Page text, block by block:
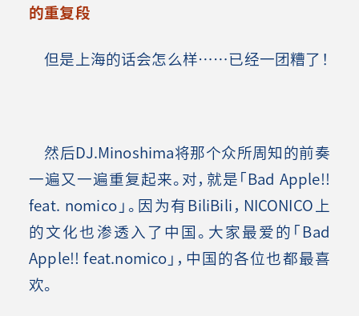
的重复段
但是上海的话会怎么样……已经一团糟了！
然后DJ.Minoshima将那个众所周知的前奏
一遍又一遍重复起来。对，就是「Bad Apple!!
feat. nomico」。因为有BiliBili，NICONICO上
的文化也渗透入了中国。大家最爱的「Bad
Apple!! feat.nomico」，中国的各位也都最喜
欢。